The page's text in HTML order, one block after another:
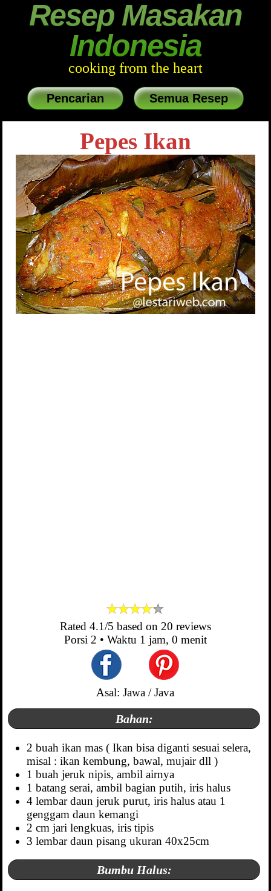
Resep Masakan
Indonesia
cooking from the heart
Pencarian Semua Resep
Pepes Ikan
Rated 4.1/5 based on 20 reviews
Porsi 2 • Waktu 1 jam, 0 menit
Asal: Jawa / Java
Bahan:
2 buah ikan mas ( Ikan bisa diganti sesuai selera,
misal : ikan kembung, bawal, mujair dll )
1 buah jeruk nipis, ambil airnya
1 batang serai, ambil bagian putih, iris halus
4 lembar daun jeruk purut, iris halus atau 1
genggam daun kemangi
2 cm jari lengkuas, iris tipis
3 lembar daun pisang ukuran 40x25cm
Bumbu Halus: